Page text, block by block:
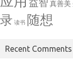
益智 真善美
录 读书 随想
Recent Comments